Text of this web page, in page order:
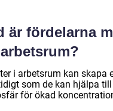
är fördelarna
i arbetsrum kan skapa
som de kan hjälpa
för ökad